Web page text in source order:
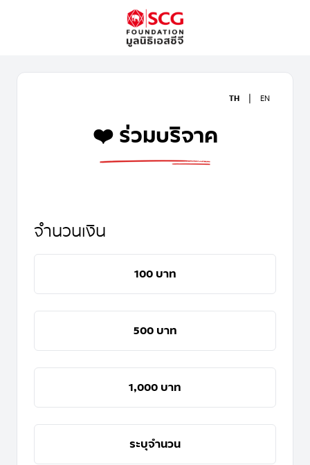
TH | EN
❤️ ร่วมบริจาค
จำนวนเงิน
100 บาท
500 บาท
1,000 บาท